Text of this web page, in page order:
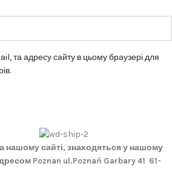
та адресу сайту в цьому браузері для
нашому сайті, знаходяться у нашому
Poznan ul.Poznań Garbary 41 61-